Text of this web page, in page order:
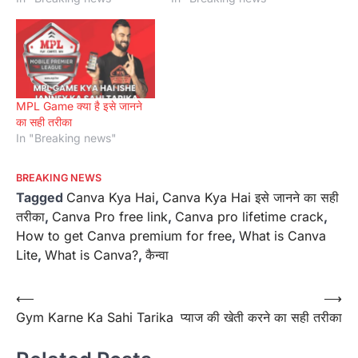
MPL Game क्या है इसे जानने
का सही तरीका
In "Breaking news"
BREAKING NEWS
Tagged Canva Kya Hai, Canva Kya Hai इसे जानने का सही
तरीका, Canva Pro free link, Canva pro lifetime crack,
How to get Canva premium for free, What is Canva
Lite, What is Canva?,कैन्वा
Post
navigation
⟵
Gym Karne Ka Sahi Tarika प्याज की खेती करने का सही तरीका
⟶